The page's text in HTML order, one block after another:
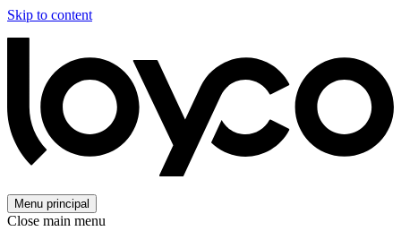
Skip to content
Menu principal
Close main menu